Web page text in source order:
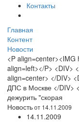
Контакты
Главная
Контент
Новости
<P
align=left></P> <DIV>
align=center> </DIV>
ДПС в Москве </DIV>
дежурить "скорая
Новостьот 14.11.2009
14.11.2009